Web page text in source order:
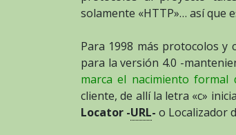
solamente «HTTP»… así que
Para 1998 más protocolos y
para la versión 4.0 -
marca el nacimiento formal
cliente, de allí la letra «c»
Locator -URL- o Localizador